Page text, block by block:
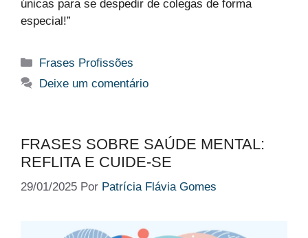
únicas para se despedir de colegas de forma
especial!”
Categorias
Frases Profissões
Deixe um comentário
FRASES SOBRE SAÚDE MENTAL:
REFLITA E CUIDE-SE
29/01/2025 Por Patrícia Flávia Gomes